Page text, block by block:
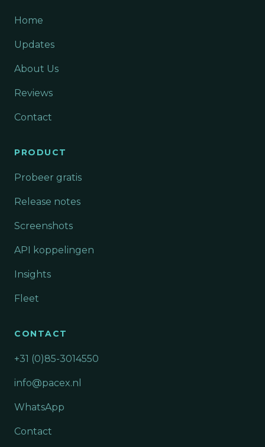
Home
Updates
About Us
Reviews
Contact
PRODUCT
Probeer gratis
Release notes
Screenshots
API koppelingen
Insights
Fleet
CONTACT
+31 (0)85-3014550
info@pacex.nl
WhatsApp
Contact